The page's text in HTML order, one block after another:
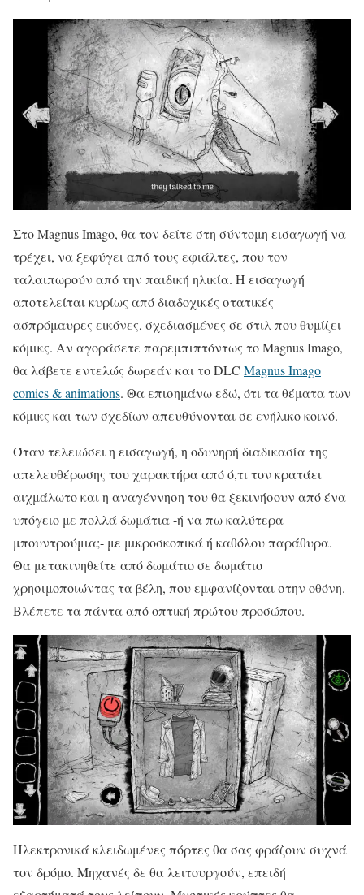
Στο Magnus Imago, θα τον δείτε στη σύντομη εισαγωγή να
τρέχει, να ξεφύγει από τους εφιάλτες, που τον
ταλαιπωρούν από την παιδική ηλικία. Η εισαγωγή
αποτελείται κυρίως από διαδοχικές στατικές
ασπρόμαυρες εικόνες, σχεδιασμένες σε στιλ που θυμίζει
κόμικς. Αν αγοράσετε παρεμπιπτόντως το Magnus Imago,
θα λάβετε εντελώς δωρεάν και το DLC Magnus Imago
comics & animations. Θα επισημάνω εδώ, ότι τα θέματα των
κόμικς και των σχεδίων απευθύνονται σε ενήλικο κοινό.
Όταν τελειώσει η εισαγωγή, η οδυνηρή διαδικασία της
απελευθέρωσης του χαρακτήρα από ό,τι τον κρατάει
αιχμάλωτο και η αναγέννηση του θα ξεκινήσουν από ένα
υπόγειο με πολλά δωμάτια -ή να πω καλύτερα
μπουντρούμια;- με μικροσκοπικά ή καθόλου παράθυρα.
Θα μετακινηθείτε από δωμάτιο σε δωμάτιο
χρησιμοποιώντας τα βέλη, που εμφανίζονται στην οθόνη.
Βλέπετε τα πάντα από οπτική πρώτου προσώπου.
Ηλεκτρονικά κλειδωμένες πόρτες θα σας φράζουν συχνά
τον δρόμο. Μηχανές δε θα λειτουργούν, επειδή